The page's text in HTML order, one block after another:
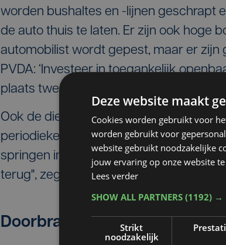
worden bushaltes en -lijnen geschrapt
de auto thuis te laten. Er zijn ook hoge
automobilist wordt gepest, maar er zijn
PVDA: ‘Investeer in toegankelijk
plaats twee inneemt op de lijst.
Ook de dienstverlening in Kortrijk moet
periodieke huisvuilophaling, het aantal
springen in het oog. "We betalen veel
terug", zegt kandidaat Mohamed
Doorbraak
Deze website maakt
Cookies worden gebruikt voor
worden gebruikt voor
website gebruikt noodzakelijke
jouw ervaring op onze website
Lees verder
SHOW ALL PARTNERS (1192) →
Strikt
noodzakelijk